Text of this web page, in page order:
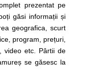
prezentat pe
găsi informații și
geografica, scurt
program, prețuri,
video etc. Pârtii de
se găsesc la